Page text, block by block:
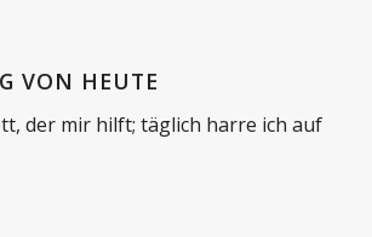
VON HEUTE
der mir hilft; täglich harre ich auf